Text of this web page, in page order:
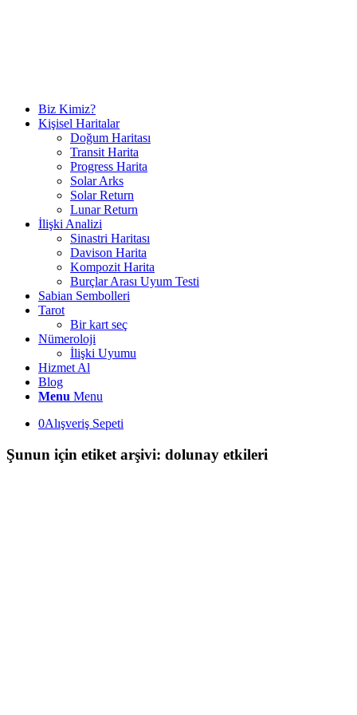
Biz Kimiz?
Kişisel Haritalar
Doğum Haritası
Transit Harita
Progress Harita
Solar Arks
Solar Return
Lunar Return
İlişki Analizi
Sinastri Haritası
Davison Harita
Kompozit Harita
Burçlar Arası Uyum Testi
Sabian Sembolleri
Tarot
Bir kart seç
Nümeroloji
İlişki Uyumu
Hizmet Al
Blog
Menu Menu
0Alışveriş Sepeti
Şunun için etiket arşivi: dolunay etkileri